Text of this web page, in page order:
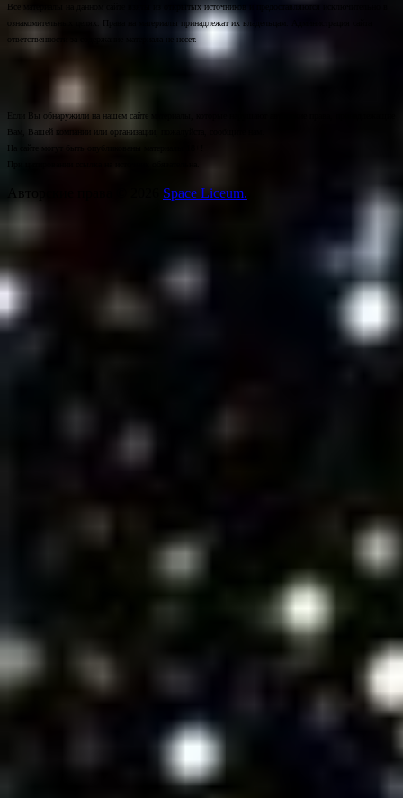
Все материалы на данном сайте взяты из открытых источников и предоставляются исключительно в
ознакомительных целях. Права на материалы принадлежат их владельцам. Администрация сайта
ответственности за содержание материала не несет.
Если Вы обнаружили на нашем сайте материалы, которые нарушают авторские права, принадлежащие
Вам, Вашей компании или организации, пожалуйста, сообщите нам.
На сайте могут быть опубликованы материалы 18+!
При цитировании ссылка на источник обязательна.
Авторские права © 2026 Space Liceum.